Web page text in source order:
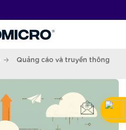
Quảng cáo và truyền thông